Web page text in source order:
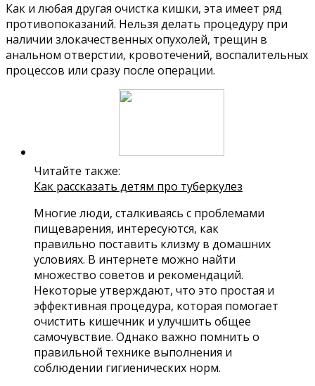
Как и любая другая очистка кишки, эта имеет ряд
противопоказаний. Нельзя делать процедуру при
наличии злокачественных опухолей, трещин в
анальном отверстии, кровотечений, воспалительных
процессов или сразу после операции.
Читайте также:
Как рассказать детям про туберкулез
Многие люди, сталкиваясь с проблемами
пищеварения, интересуются, как
правильно поставить клизму в домашних
условиях. В интернете можно найти
множество советов и рекомендаций.
Некоторые утверждают, что это простая и
эффективная процедура, которая помогает
очистить кишечник и улучшить общее
самочувствие. Однако важно помнить о
правильной технике выполнения и
соблюдении гигиенических норм.